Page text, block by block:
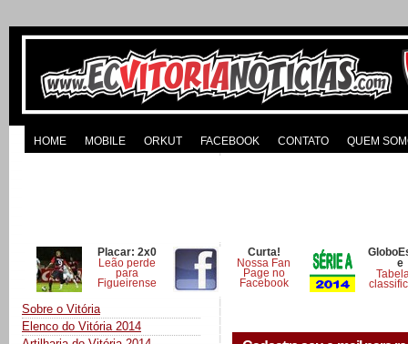
HOME MOBILE ORKUT FACEBOOK CONTATO QUEM
Placar: 2x0
Leão perde
para
Figueirense
Curta!
Nossa Fan
Page no
Facebook
e
Sobre o Vitória
Elenco do Vitória 2014